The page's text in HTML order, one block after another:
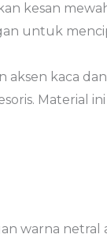
kesan
untuk
aksen kaca
Material
warna